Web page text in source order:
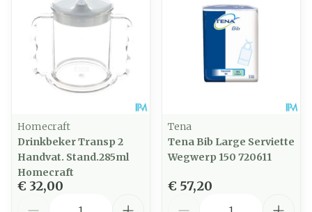
Homecraft
Drinkbeker Transp 2
Handvat. Stand.285ml
Homecraft
€ 32,00
Tena
Tena Bib Large Serviette
Wegwerp 150 720611
€ 57,20